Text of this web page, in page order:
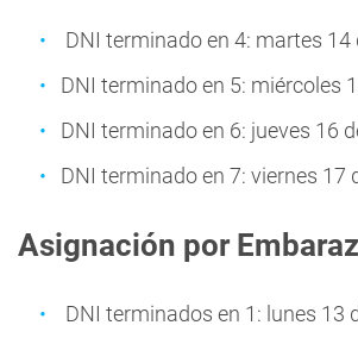
DNI terminado en 4: martes 14
DNI terminado en 5: miércoles
DNI terminado en 6: jueves 16
DNI terminado en 7: viernes 17
Asignación por
DNI terminados en 1: lunes 13